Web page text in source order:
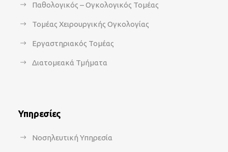
Παθολογικός – Ογκολογικός Τομέας
Τομέας Χειρουργικής Ογκολογίας
Εργαστηριακός Τομέας
Διατομεακά Τμήματα
Υπηρεσίες
Νοσηλευτική Υπηρεσία